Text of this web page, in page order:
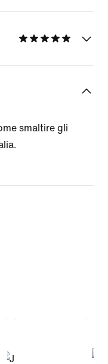
smaltire gli